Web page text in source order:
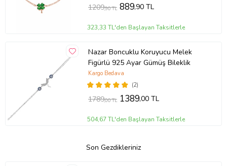
1209,90 TL 889,90 TL
323,33 TL'den Başlayan Taksitlerle
Nazar Boncuklu Koruyucu Melek
Figürlü 925 Ayar Gümüş Bileklik
(2)
Kargo Bedava
1789,00 TL 1389,00 TL
504,67 TL'den Başlayan Taksitlerle
Son Gezdikleriniz